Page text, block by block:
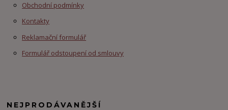
Obchodní podmínky
Kontakty
Reklamační formulář
Formulář odstoupení od smlouvy
NEJPRODÁVANĚJŠÍ